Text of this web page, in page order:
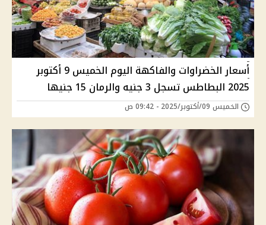
أسعار الخضراوات والفاكهة اليوم الخميس 9 أكتوبر
2025 البطاطس تسجل 3 جنيه والرمان 15 جنيها
الخميس 09/أكتوبر/2025 - 09:42 ص